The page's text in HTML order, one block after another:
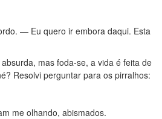
— Eu quero ir embora daqui. Esta
mas foda-se, a vida é feita de
Resolvi perguntar para os pirralhos:
me olhando, abismados.